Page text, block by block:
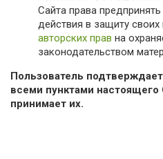
Сайта права
действия в защиту своих
авторских прав на
законодательством
Пользователь
всеми пунктами
принимает их.